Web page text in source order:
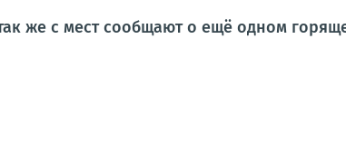
же с мест сообщают о ещё одном